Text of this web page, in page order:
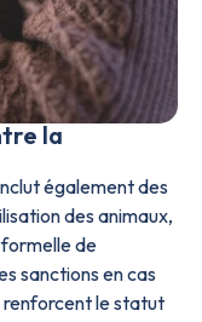
la
également des
des animaux,
de
sanctions en cas
renforcent le statut